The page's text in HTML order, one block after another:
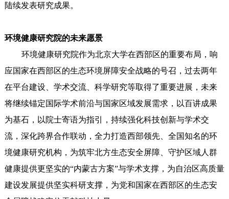
陆续发表研究成果。
环境健康研究院的未来愿景
环境健康研究院作为北京大学在西部区的重要布局，响
应国家在西部区的生态环境屏障安全战略的号召，过去两年
在平台建设、学术交流、科学研究等取得了重要进展，未来
将继续锚定国际学术前沿与国家区域发展需求，以百讲成果
为基石，以院士寄语为指引，持续强化科技创新与学术交
流，深化跨界合作联动，全力打造西部领先、全国知名的环
境健康研究机构，为筑牢北方生态安全屏障、守护区域人群
健康提供更坚实的“内蒙古方案”与学术支撑，为自治区高质量
建设发展提供坚实科研支撑，为党和国家在西部区的生态安